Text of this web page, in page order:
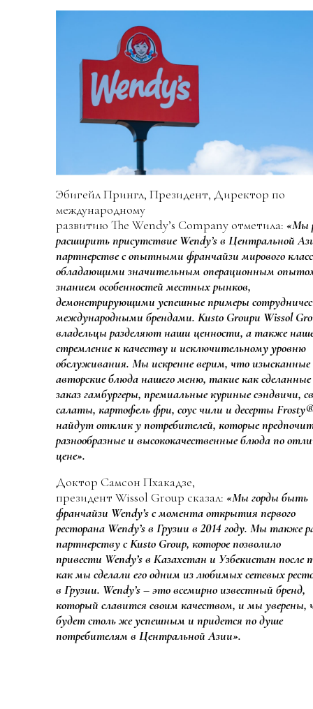
Эбигейл Прингл, Президент, Директор по
международному
развитию The Wendy’s Company отметила: «Мы
расширить присутствие Wendy’s в Центральной
партнерстве с опытными франчайзи мирового
обладающими значительным операционным
знанием особенностей местных рынков,
демонстрирующими успешные примеры
международными брендами. Kusto Groupи Wissol
владельцы разделяют наши ценности, а также
стремление к качеству и исключительному уровню
обслуживания. Мы искренне верим, что изысканные
авторские блюда нашего меню, такие как
заказ гамбургеры, премиальные куриные сэндвичи,
салаты, картофель фри, соус чили и десерты
найдут отклик у потребителей, которые
разнообразные и высококачественные блюда по
цене».
Доктор Самсон Пхакадзе,
президент Wissol Group сказал: «Мы горды быть
франчайзи Wendy’s с момента открытия первого
ресторана Wendy’s в Грузии в 2014 году. Мы также
партнерству с Kusto Group, которое позволило
привести Wendy’s в Казахстан и Узбекистан после
как мы сделали его одним из любимых сетевых
в Грузии. Wendy’s – это всемирно известный бренд,
который славится своим качеством, и мы уверены,
будет столь же успешным и придется по душе
потребителям в Центральной Азии».